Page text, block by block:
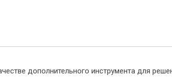
дополнительного инструмента для